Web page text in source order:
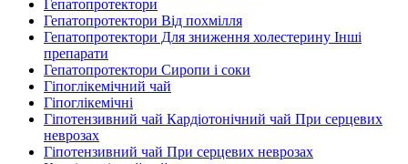
Гепатопротектори
Гепатопротектори Від похмілля
Гепатопротектори Для зниження холестерину Інші
препарати
Гепатопротектори Сиропи і соки
Гіпоглікемічний чай
Гіпоглікемічні
Гіпотензивний чай Кардіотонічний чай При серцевих
неврозах
Гіпотензивний чай При серцевих неврозах